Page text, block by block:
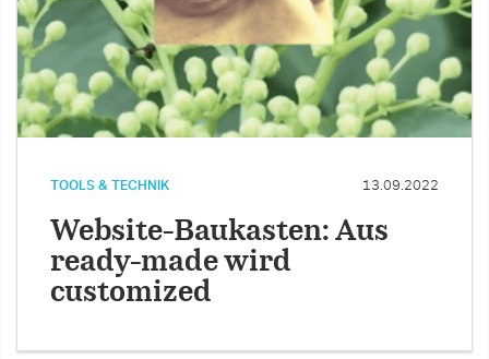
TOOLS & TECHNIK 13.09.2022
Website-Baukasten: Aus
ready-made wird
customized